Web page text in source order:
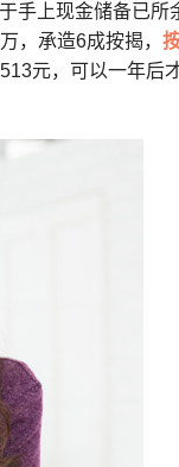
手上现金储备已所
，承造6成按揭，
元，可以一年后